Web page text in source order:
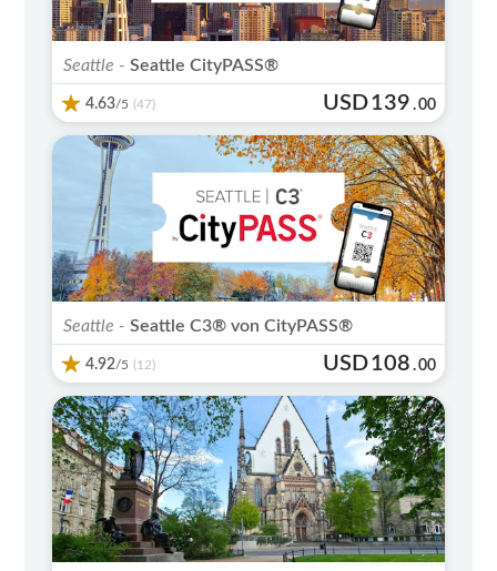
Seattle - Seattle CityPASS®
4.63/5 (47) USD139 .00
Seattle - Seattle C3® von CityPASS®
4.92/5 (12) USD108 .00